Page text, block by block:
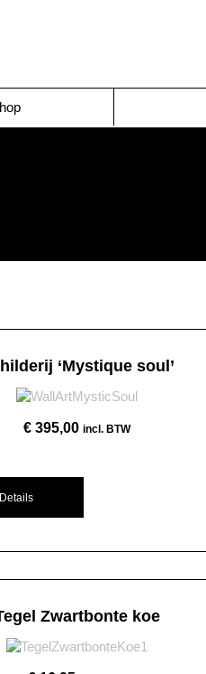
‘Mystique soul’
€ 395,00 incl. BTW
Details
Zwartbonte koe